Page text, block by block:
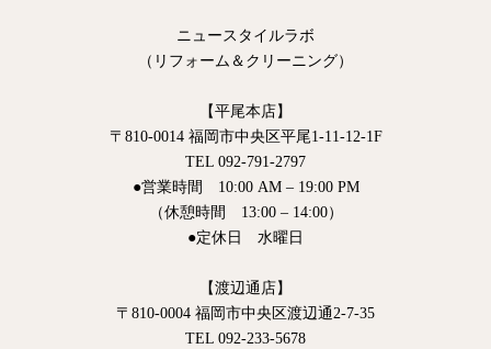
ニュースタイルラボ
（リフォーム＆クリーニング）
【平尾本店】
〒810-0014 福岡市中央区平尾1-11-12-1F
TEL 092-791-2797
●営業時間 10:00 AM – 19:00 PM
（休憩時間 13:00 – 14:00）
●定休日 水曜日
【渡辺通店】
〒810-0004 福岡市中央区渡辺通2-7-35
TEL 092-233-5678